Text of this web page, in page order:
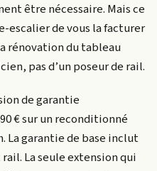
être nécessaire. Mais ce
escalier de vous la facturer
rénovation du tableau
pas d’un poseur de rail.
de garantie
€ sur un reconditionné
La garantie de base inclut
La seule extension qui